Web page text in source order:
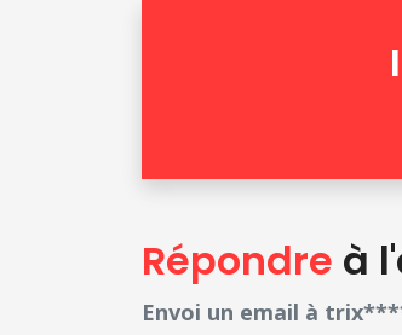
Répondre à
Envoi un email à